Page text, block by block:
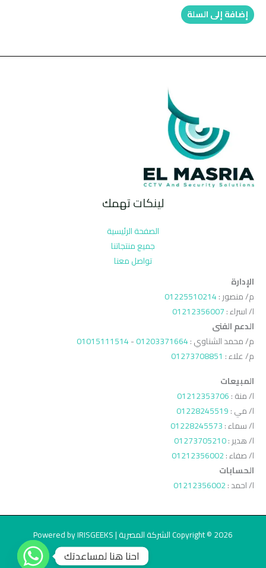
إضافة إلى السلة
لينكات تهمك
الصفحة الرئيسية
جميع منتجاتنا
تواصل معنا
الإدارة
م/ منصور :01225510214
ا/ اسراء :01212356007
الدعم الفنى
م/ محمد الشناوي :01203371664
-
01015111514
م/ علاء : 01273708851
المبيعات
ا/ منة :01212353706
ا/ مي :01228245519
ا/ سماء :01228245573
ا/ هدير :01273705210
ا/ صفاء :01212356002
الحسابات
ا/ احمد :01212356002
Copyright © 2026 الشركة المصرية | Powered by IRISGEEKS
احنا هنا لمساعدتك